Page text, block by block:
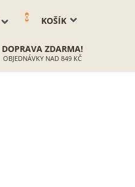
KOŠÍK
0
DOPRAVA ZDARMA!
OBJEDNÁVKY NAD 849 KČ